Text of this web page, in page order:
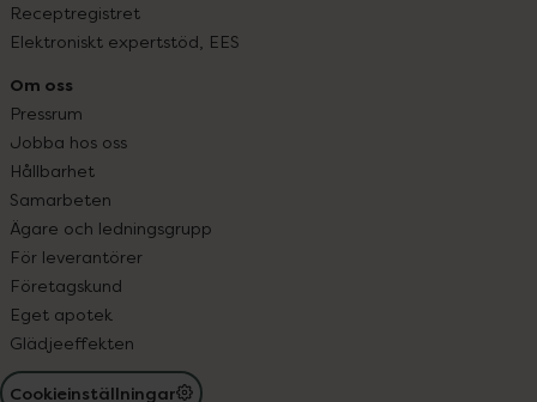
Receptregistret
Elektroniskt expertstöd, EES
Om oss
Pressrum
Jobba hos oss
Hållbarhet
Samarbeten
Ägare och ledningsgrupp
För leverantörer
Företagskund
Eget apotek
Glädjeeffekten
Cookieinställningar